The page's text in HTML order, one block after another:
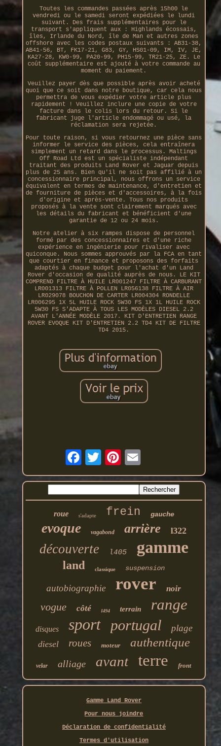
Toutes les commandes passées après 15h00 le
vendredi ou le samedi seront expédiées le lundi
suivant. Des frais supplémentaires pour le
transport s'appliquent aux : Highlands écossais,
îles, Irlande du Nord, île de Man et autres zones
offshore avec les codes postaux suivants : AB31-38,
AB41-56, BT, FK17-21, G83, GY, HS01-09, IM, IV, JE,
KA27-28, KW0-99, PA20-99, PH15-99, TR21-25, ZE. Le
coût supplémentaire est ajouté à votre commande au
moment du paiement.
Veuillez payer dès que possible après avoir acheté
quoi que ce soit dans notre boutique, car cela nous
permettra de vous expédier votre article plus
rapidement ! Veuillez inclure une copie de votre
facture dans le colis lors du retour. Si le
fabricant juge l'article endommagé ou usé, la
réclamation sera rejetée.
Pour toute raison, si vous retournez une pièce sans
informer le service des pièces, cela entraînera
simplement un retard dans le processus. Maltings
Off Road Ltd est un spécialiste indépendant
traitant des produits Land Rover et Jaguar depuis
plus de 25 ans. Bien qu'il ne soit pas affilié à un
concessionnaire principal, nous offrons un service
équivalent en termes de maintenance, d'entretien et
de fourniture de pièces et d'accessoires, à la fois
d'origine et après-vente. Tous nos produits
proposés à la vente sont clairement marqués avec
les détails du fabricant et bénéficient d'une
garantie de 12 ou 24 mois.
Notre atelier à six rampes dispose de personnel
formé par des concessionnaires et d'une riche
expérience en ingénierie pour rivaliser avec
quiconque. Nous sommes approuvés par la FCA en tant
que courtier en finance et proposons des forfaits
adaptés à chaque budget pour l'achat d'un Land
Rover d'occasion de qualité auprès de nous. LE KIT
COMPREND FILTRE À HUILE LR001247 FILTRE À CARBURANT
LR001313 FILTRE À POLLEN LR056138 FILTRE À AIR
LR029078 BOUCHON DE CARTER LR004304 RONDELLE
LR006295 1X 5L HUILE ROCK 5W30 FS 1X 1L HUILE ROCK
5W30 FS S'ADAPTE À TOUS LES MODÈLES DIESEL 2.2
AVANT L'ANNÉE MODÈLE 2017. KIT D'ENTRETIEN RANGE
ROVER EVOQUE KIT D'ENTRETIEN 2.2 TD4 KIT DE FILTRE
TD4 2015.
roue s'adapte frein gauche
evoque vagabond arrière l322
découverte l405 gamme
land classique suspension
autobiographie rover noir
vogue côté l494 terrain range
disques sport portugal plage
diesel roues moteur authentique
velar alliage avant terre front
Gamme Land Rover
Pour nous joindre
Déclaration de confidentialité
Termes d'utilisation